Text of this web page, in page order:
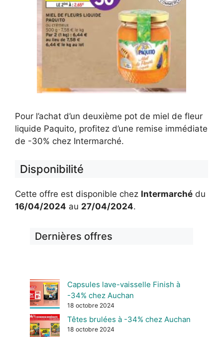
Pour l’achat d’un deuxième pot de miel de fleur
liquide Paquito, profitez d’une remise immédiate
de -30% chez Intermarché.
Disponibilité
Cette offre est disponible chez Intermarché du
16/04/2024 au 27/04/2024.
Dernières offres
Capsules lave-vaisselle Finish à
-34% chez Auchan
18 octobre 2024
Têtes brulées à -34% chez Auchan
18 octobre 2024